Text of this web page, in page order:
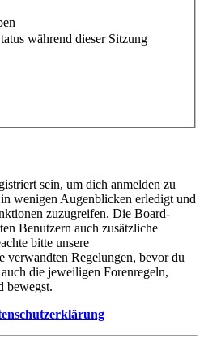
während dieser Sitzung
sein, um dich anmelden zu
wenigen Augenblicken erledigt und
zuzugreifen. Die Board-
Benutzern auch zusätzliche
bitte unsere
verwandten Regelungen, bevor du
die jeweiligen Forenregeln,
bewegst.